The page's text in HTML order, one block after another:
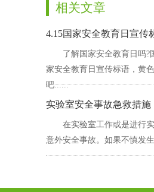
相关文章
4.15国家安全教育日宣传
了解国家安全教育日吗?国
家安全教育日宣传标语，
吧......
实验室安全事故急救措施
在实验室工作或是进行实
意外安全事故。如果不慎发